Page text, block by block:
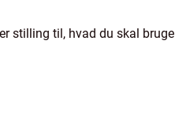
stilling til, hvad du skal bruge